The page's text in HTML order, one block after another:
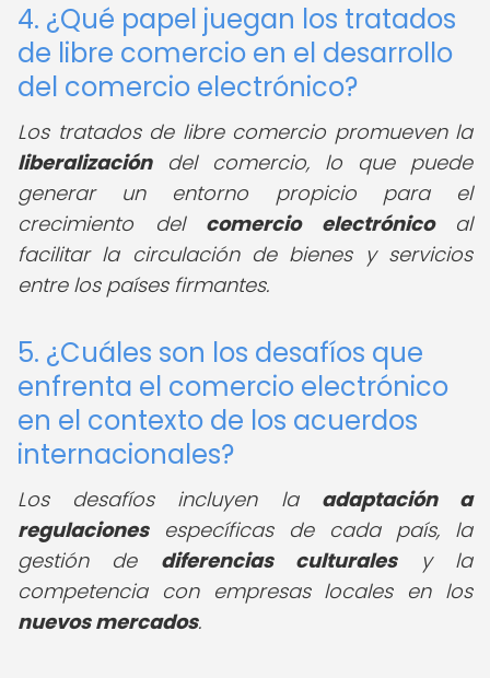
4. ¿Qué papel juegan los tratados
de libre comercio en el desarrollo
del comercio electrónico?
Los tratados de libre comercio promueven la
liberalizacióndel comercio, lo que puede
generar un entorno propicio para el
crecimiento del comercio electrónicoal
facilitar la circulación de bienes y servicios
entre los países firmantes.
5. ¿Cuáles son los desafíos que
enfrenta el comercio electrónico
en el contexto de los acuerdos
internacionales?
Los desafíos incluyen la adaptación a
regulacionesespecíficas de cada país, la
gestión de diferencias culturalesy la
competencia con empresas locales en los
nuevos mercados.